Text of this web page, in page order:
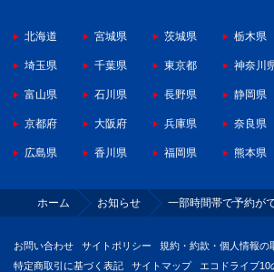
北海道 宮城県 茨城県 栃木県
埼玉県 千葉県 東京都 神奈川
富山県 石川県 長野県 静岡県
京都府 大阪府 兵庫県 奈良県
広島県 香川県 福岡県 熊本県
ホーム お知らせ 一部時間帯で予約が
お問い合わせ サイトポリシー
規約・約款・個人情報の
特定商取引に基づく表記
サイトマップ エコドライブ10